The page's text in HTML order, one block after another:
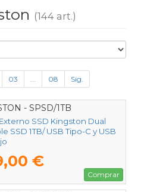
(144 art.)
03 ... 08 Sig.
- SPSD/1TB
SSD Kingston Dual
SSD 1TB/ USB Tipo-C y USB
€
Comprar